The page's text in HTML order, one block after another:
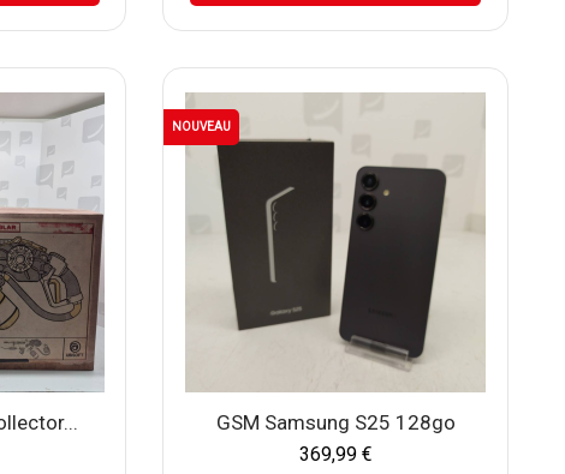
GSM Samsung S25 128go
369,99 €
NOUVEAU